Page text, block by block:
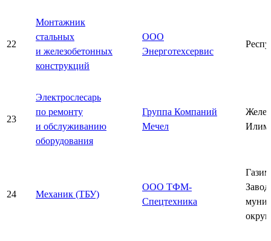
22
Монтажник
стальных
и железобетонных
конструкций
ООО
Энерготехсервис
23
Электрослесарь
по ремонту
и обслуживанию
оборудования
Группа Компаний
Мечел
24 Механик (ТБУ)
ООО ТФМ-
Спецтехника
округ